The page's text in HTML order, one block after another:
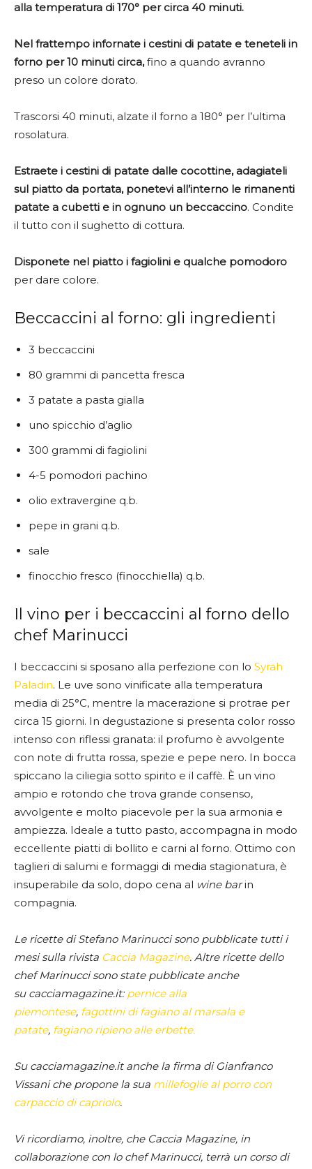
alla temperatura di 170° per circa 40 minuti.
Nel frattempo infornate i cestini di patate e teneteli in
forno per 10 minuti circa,fino a quando avranno
preso un colore dorato.
Trascorsi 40 minuti, alzate il forno a 180° per l’ultima
rosolatura.
Estraete i cestini di patate dalle cocottine, adagiateli
sul piatto da portata, ponetevi all’interno le rimanenti
patate a cubetti e in ognuno un beccaccino. Condite
il tutto con il sughetto di cottura.
Disponete nel piatto i fagiolini e qualche pomodoro
per dare colore.
Beccaccini al forno: gli ingredienti
3 beccaccini
80 grammi di pancetta fresca
3 patate a pasta gialla
uno spicchio d’aglio
300 grammi di fagiolini
4-5 pomodori pachino
olio extravergine q.b.
pepe in grani q.b.
sale
finocchio fresco (finocchiella) q.b.
Il vino per i beccaccini al forno dello
chef Marinucci
I beccaccini si sposano alla perfezione con lo Syrah
Paladin. Le uve sono vinificate alla temperatura
media di 25°C, mentre la macerazione si protrae per
circa 15 giorni. In degustazione si presenta color rosso
intenso con riflessi granata: il profumo è avvolgente
con note di frutta rossa, spezie e pepe nero. In bocca
spiccano la ciliegia sotto spirito e il caffè. È un vino
ampio e rotondo che trova grande consenso,
avvolgente e molto piacevole per la sua armonia e
ampiezza. Ideale a tutto pasto, accompagna in modo
eccellente piatti di bollito e carni al forno. Ottimo con
taglieri di salumi e formaggi di media stagionatura, è
insuperabile da solo, dopo cena al wine barin
compagnia.
Le ricette di Stefano Marinucci sono pubblicate tutti i
mesi sulla rivista Caccia Magazine. Altre ricette dello
chef Marinucci sono state pubblicate anche
su cacciamagazine.it:pernice alla
piemontese, fagottini di fagiano al marsala e
patate, fagiano ripieno alle erbette.
Su cacciamagazine.it anche la firma di Gianfranco
Vissani che propone la sua millefoglie al porro con
carpaccio di capriolo.
Vi ricordiamo, inoltre, che Caccia Magazine, in
collaborazione con lo chef Marinucci, terrà un corso di